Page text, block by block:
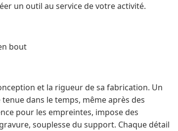
un outil au service de votre activité.
bout
et la rigueur de sa fabrication. Un
dans le temps, même après des
pour les empreintes, impose des
souplesse du support. Chaque détail